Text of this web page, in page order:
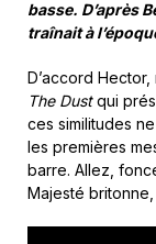
basse. D’après
traînait à
D’accord
The Dustqui
ces similitudes
les premières
barre. Allez,
Majesté